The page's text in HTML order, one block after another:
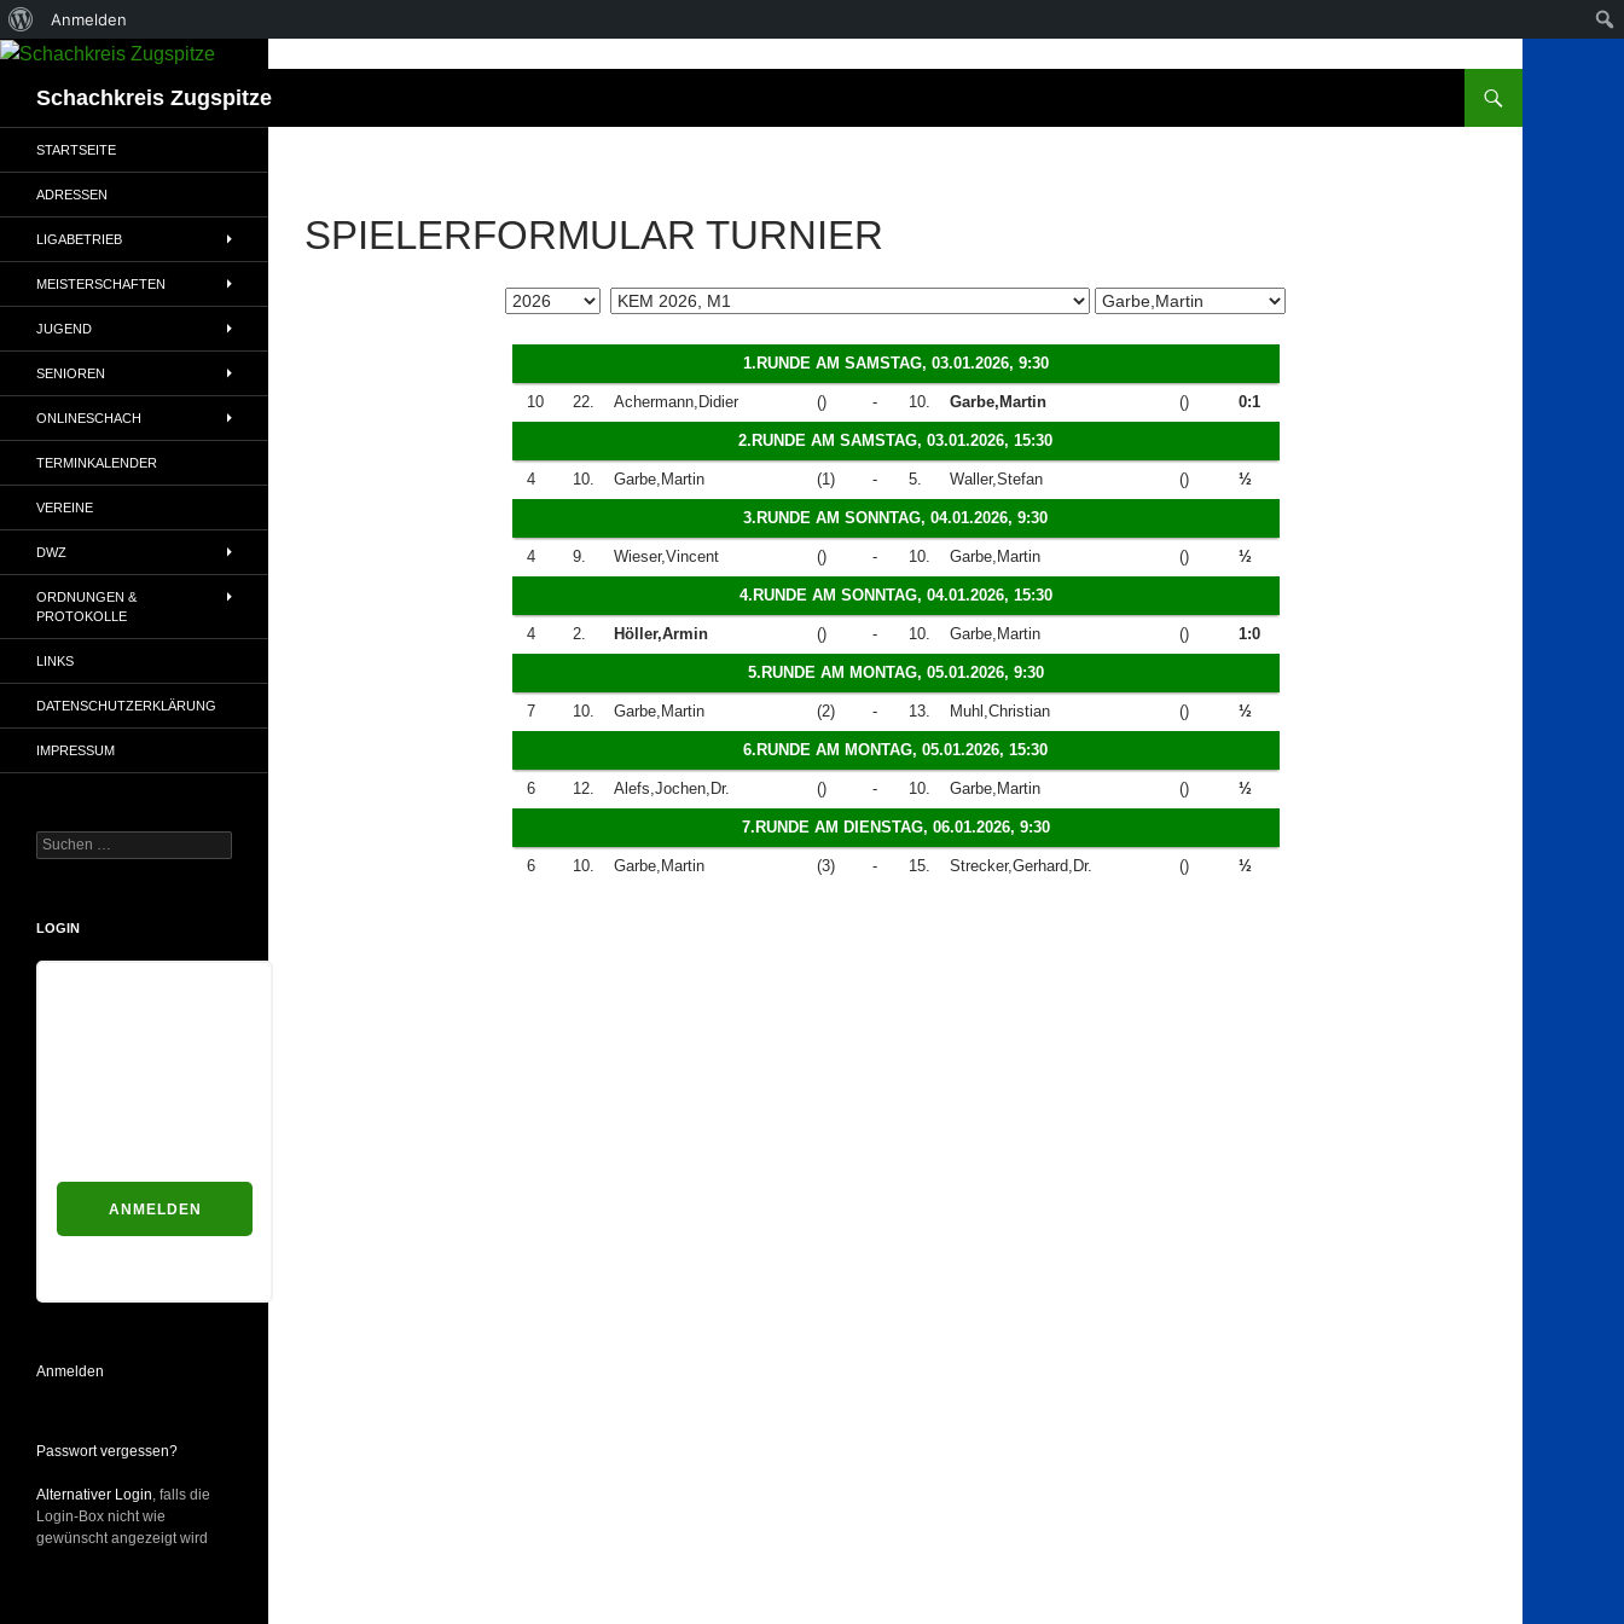
Über
WordPress
Anmelden
Schachkreis Zugspitze
SPIELERFORMULAR TURNIER
1.RUNDE AM SAMSTAG, 03.01.2026, 9:30
10 22. Achermann,Didier () - 10. Garbe,Martin () 0:1
2.RUNDE AM SAMSTAG, 03.01.2026, 15:30
4 10. Garbe,Martin (1) - 5. Waller,Stefan () ½
3.RUNDE AM SONNTAG, 04.01.2026, 9:30
4 9. Wieser,Vincent () - 10. Garbe,Martin () ½
4.RUNDE AM SONNTAG, 04.01.2026, 15:30
4 2. Höller,Armin () - 10. Garbe,Martin () 1:0
5.RUNDE AM MONTAG, 05.01.2026, 9:30
7 10. Garbe,Martin (2) - 13. Muhl,Christian () ½
6.RUNDE AM MONTAG, 05.01.2026, 15:30
6 12. Alefs,Jochen,Dr. () - 10. Garbe,Martin () ½
7.RUNDE AM DIENSTAG, 06.01.2026, 9:30
6 10. Garbe,Martin (3) - 15. Strecker,Gerhard,Dr. () ½
STARTSEITE
ADRESSEN
LIGABETRIEB
MEISTERSCHAFTEN
JUGEND
SENIOREN
ONLINESCHACH
TERMINKALENDER
VEREINE
DWZ
ORDNUNGEN &
PROTOKOLLE
LINKS
DATENSCHUTZERKLÄRUNG
IMPRESSUM
Suchen
nach:
LOGIN
Anmelden
Passwort vergessen?
Alternativer Login , falls die
Login-Box nicht wie
gewünscht angezeigt wird